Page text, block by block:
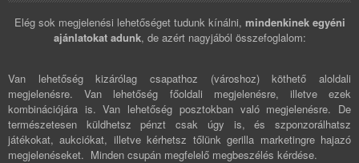
Elég sok megjelenési lehetőséget tudunk kínálni, mindenkinek egyéni
ajánlatokat adunk, de azért nagyjából összefoglalom:
Van lehetőség kizárólag csapathoz (városhoz) köthető aloldali
megjelenésre. Van lehetőség főoldali megjelenésre, illetve ezek
kombinációjára is. Van lehetőség posztokban való megjelenésre. De
természetesen küldhetsz pénzt csak úgy is, és szponzorálhatsz
játékokat, aukciókat, illetve kérhetsz tőlünk gerilla marketingre hajazó
megjelenéseket. Minden csupán megfelelő megbeszélés kérdése.